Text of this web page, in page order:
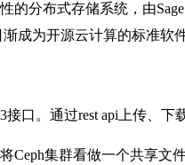
的分布式存储系统 ，由
渐成为开源云计算的标准软
口。通过rest api上传、下
Ceph集群看做一个共享文